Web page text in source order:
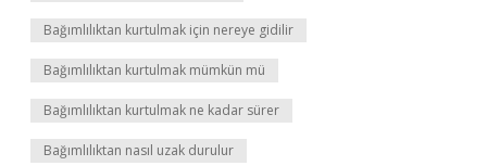
Bağımlılıktan kurtulmak için nereye gidilir
Bağımlılıktan kurtulmak mümkün mü
Bağımlılıktan kurtulmak ne kadar sürer
Bağımlılıktan nasıl uzak durulur